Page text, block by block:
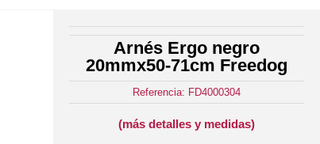
Arnés Ergo negro
20mmx50-71cm Freedog
Referencia: FD4000304
(más detalles y medidas)